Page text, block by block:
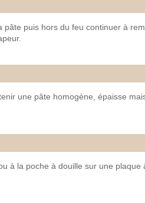
puis hors du feu continuer à
une pâte homogène, épaisse
à la poche à douille sur une plaque